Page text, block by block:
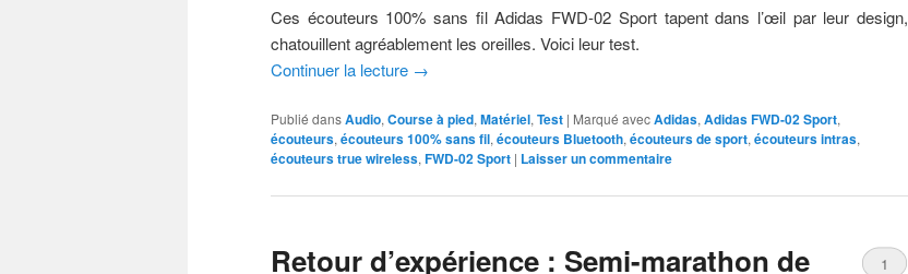
Ces écouteurs 100% sans fil Adidas FWD-02 Sport tapent dans l’œil par leur design,
chatouillent agréablement les oreilles. Voici leur test.
Continuer la lecture →
Publié dansAudio, Course à pied, Matériel, Test | Marqué avecAdidas, Adidas FWD-02 Sport,
écouteurs, écouteurs 100% sans fil, écouteurs Bluetooth, écouteurs de sport, écouteurs intras,
écouteurs true wireless, FWD-02 Sport | Laisser un commentaire
Retour d’expérience : Semi-marathon de
1